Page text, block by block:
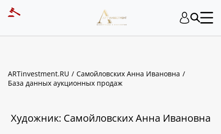
ARTinvestment.RU
Самойловских Анна Ивановна
База данных аукционных продаж
Художник: Самойловских Анна Ивановна